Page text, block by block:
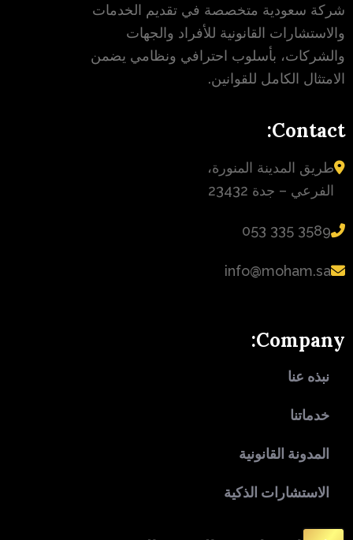
شركة سعودية متخصصة في تقديم الخدمات
والاستشارات القانونية للأفراد والجهات
والشركات، بأسلوب احترافي ونظامي يضمن
الامتثال الكامل للقوانين.
Contact:
طريق المدينة المنورة،
الفرعي – جدة 23432
‪053 335 3589‬
info@moham.sa
Company:
نبذه عنا
خدماتنا
المدونة القانونية
الاستشارات الذكية